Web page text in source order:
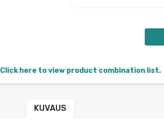
Click here to view product combination list.
KUVAUS